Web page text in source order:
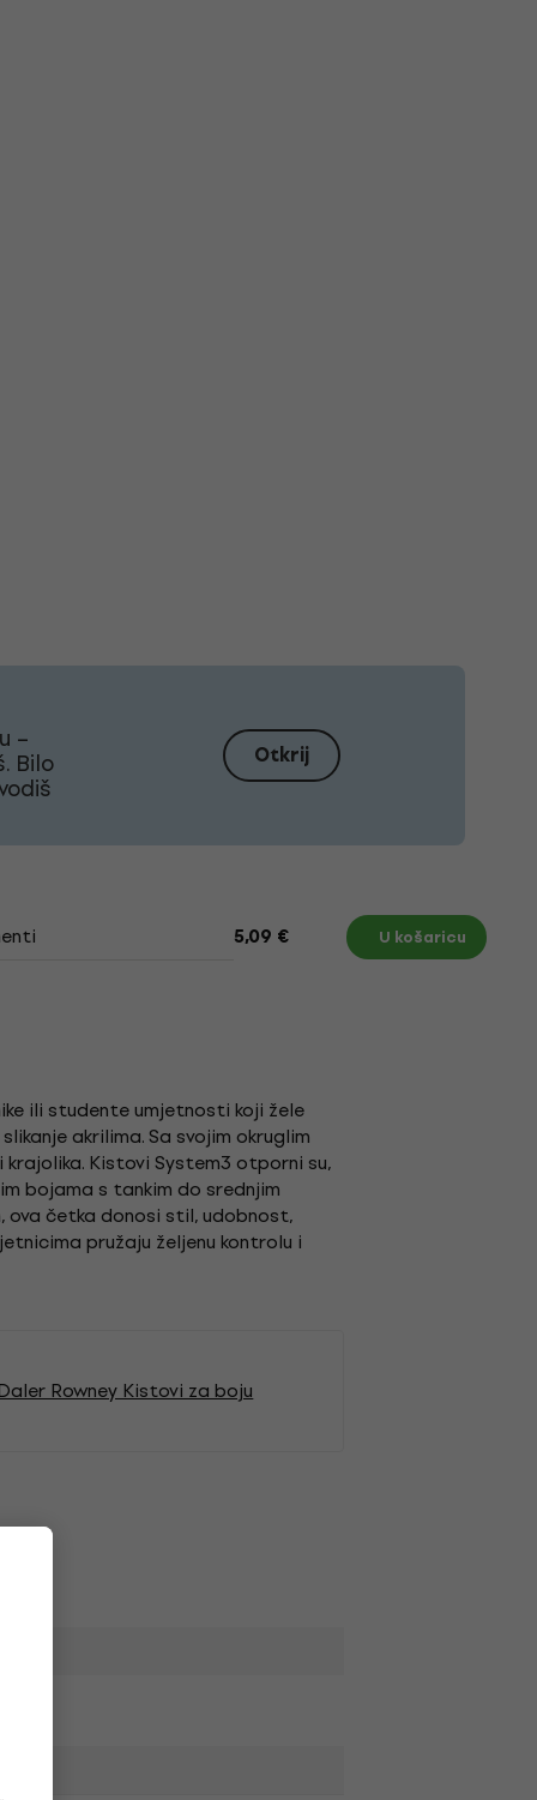
–
Bilo Otkrij
5,09 € U košaricu
ili studente umjetnosti koji žele
akrilima. Sa svojim okruglim
Kistovi System3 otporni su,
bojama s tankim do srednjim
ova četka donosi stil, udobnost,
pružaju željenu kontrolu i
Rowney Kistovi za boju